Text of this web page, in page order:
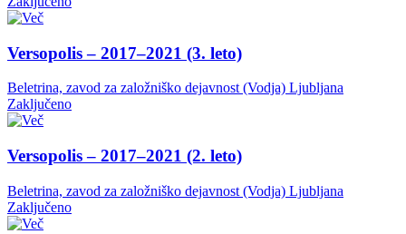
Versopolis – 2017–2021 (3. leto)
Beletrina, zavod za založniško dejavnost (Vodja) Ljubljana
Zaključeno
Versopolis – 2017–2021 (2. leto)
Beletrina, zavod za založniško dejavnost (Vodja) Ljubljana
Zaključeno